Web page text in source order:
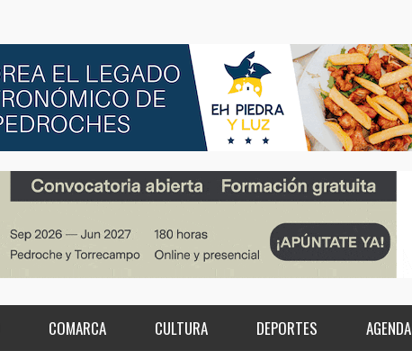
COMARCA CULTURA DEPORTES AGENDA